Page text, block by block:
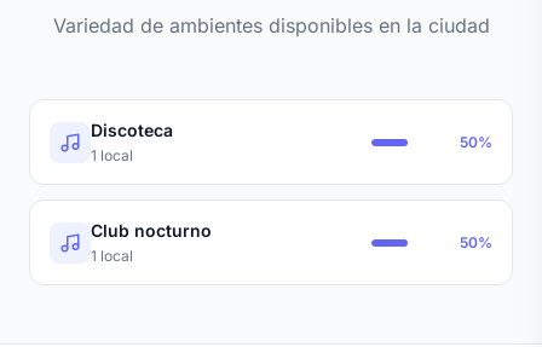
Variedad de ambientes disponibles en la ciudad
Discoteca
1 local
50%
Club nocturno
1 local
50%